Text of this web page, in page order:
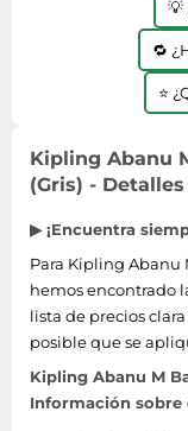
💡
🔁
⭐
Kipling Abanu
(Gris) - Detalles
▶ ¡Encuentra
Para Kipling Abanu
hemos encontrado
lista de precios
posible que se
Kipling Abanu M
Información sobre